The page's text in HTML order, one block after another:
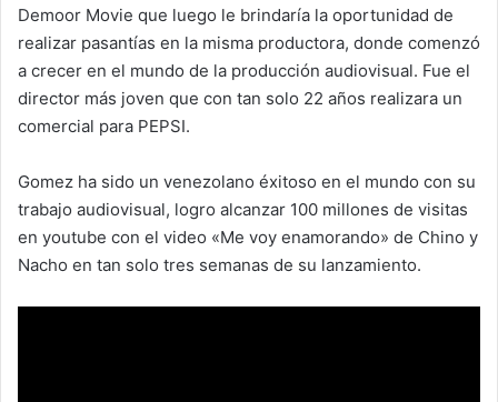
Demoor Movie que luego le brindaría la oportunidad de
realizar pasantías en la misma productora, donde comenzó
a crecer en el mundo de la producción audiovisual. Fue el
director más joven que con tan solo 22 años realizara un
comercial para PEPSI.
Gomez ha sido un venezolano éxitoso en el mundo con su
trabajo audiovisual, logro alcanzar 100 millones de visitas
en youtube con el video «Me voy enamorando» de Chino y
Nacho en tan solo tres semanas de su lanzamiento.